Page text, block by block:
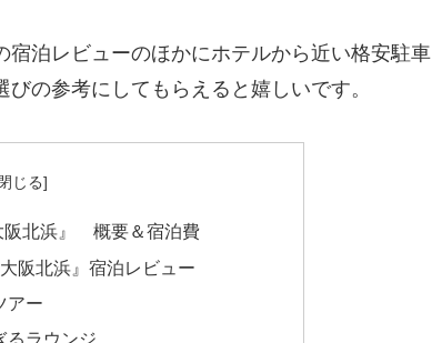
泊レビューのほかにホテルから近い格安駐車
の参考にしてもらえると嬉しいです。
阪北浜』 概要＆宿泊費
阪北浜』宿泊レビュー
アー
るラウンジ